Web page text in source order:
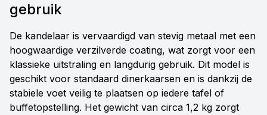
gebruik
De kandelaar is vervaardigd van stevig metaal met een
hoogwaardige verzilverde coating, wat zorgt voor een
klassieke uitstraling en langdurig gebruik. Dit model is
geschikt voor standaard dinerkaarsen en is dankzij de
stabiele voet veilig te plaatsen op iedere tafel of
buffetopstelling. Het gewicht van circa 1,2 kg zorgt